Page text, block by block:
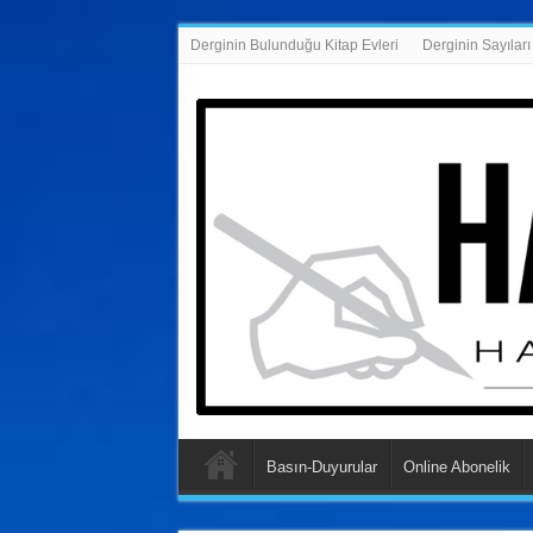
Derginin Bulunduğu Kitap Evleri Derginin Sayıları
Basın-Duyurular Online Abonelik